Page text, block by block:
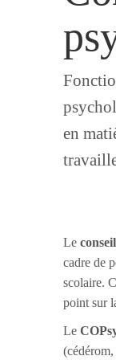
en
Le
cadre de
scolaire.
point sur
Le